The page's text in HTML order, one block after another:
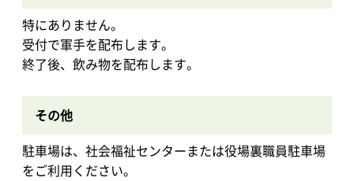
特にありません。
受付で軍手を配布します。
終了後、飲み物を配布します。
その他
駐車場は、社会福祉センターまたは役場裏職員駐車場
をご利用ください。